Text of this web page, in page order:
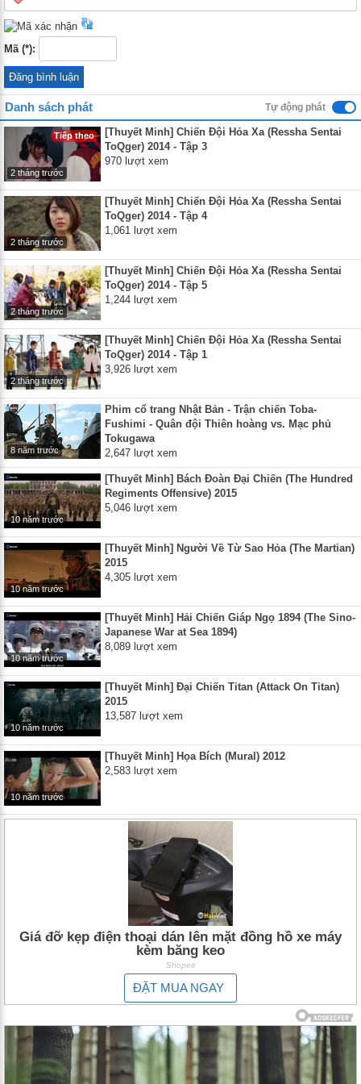
Mã (*):
Danh sách phát Tự động phát
Tiếp theo
2 tháng trước
[Thuyết Minh] Chiến Đội Hỏa Xa (Ressha Sentai
ToQger) 2014 - Tập 3
970 lượt xem
2 tháng trước
[Thuyết Minh] Chiến Đội Hỏa Xa (Ressha Sentai
ToQger) 2014 - Tập 4
1,061 lượt xem
2 tháng trước
[Thuyết Minh] Chiến Đội Hỏa Xa (Ressha Sentai
ToQger) 2014 - Tập 5
1,244 lượt xem
2 tháng trước
[Thuyết Minh] Chiến Đội Hỏa Xa (Ressha Sentai
ToQger) 2014 - Tập 1
3,926 lượt xem
8 năm trước
Phim cổ trang Nhật Bản - Trận chiến Toba-
Fushimi - Quân đội Thiên hoàng vs. Mạc phủ
Tokugawa
2,647 lượt xem
10 năm trước
[Thuyết Minh] Bách Đoàn Đại Chiến (The Hundred
Regiments Offensive) 2015
5,046 lượt xem
10 năm trước
[Thuyết Minh] Người Về Từ Sao Hỏa (The Martian)
2015
4,305 lượt xem
10 năm trước
[Thuyết Minh] Hải Chiến Giáp Ngọ 1894 (The Sino-
Japanese War at Sea 1894)
8,089 lượt xem
10 năm trước
[Thuyết Minh] Đại Chiến Titan (Attack On Titan)
2015
13,587 lượt xem
10 năm trước
[Thuyết Minh] Họa Bích (Mural) 2012
2,583 lượt xem
Giá đỡ kẹp điện thoại dán lên mặt đồng hồ xe máy
kèm băng keo
Shopee
ĐẶT MUA NGAY